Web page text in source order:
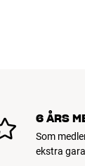
6 ÅRS
Som
ekstra